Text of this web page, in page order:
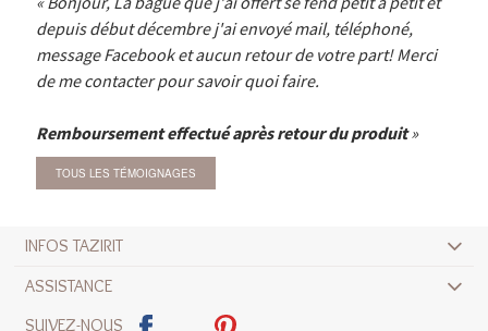
depuis début décembre j'ai envoyé mail, téléphoné,
message Facebook et aucun retour de votre part! Merci
de me contacter pour savoir quoi faire.
Remboursement effectué après retour du produit
TOUS LES TÉMOIGNAGES
INFOS TAZIRIT
ASSISTANCE
SUIVEZ-NOUS